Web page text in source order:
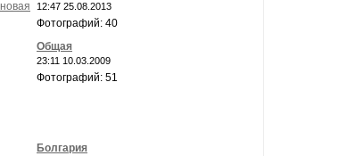
12:47 25.08.2013
Фотографий: 40
Общая
23:11 10.03.2009
Фотографий: 51
Болгария